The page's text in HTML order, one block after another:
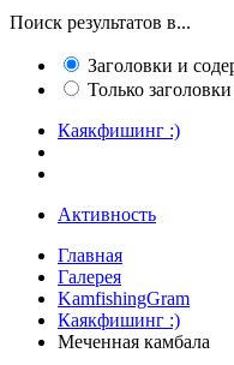
Поиск результатов в...
Заголовки и
Только
Каякфишинг :)
Активность
Главная
Галерея
KamfishingGram
Каякфишинг :)
Меченная камбала